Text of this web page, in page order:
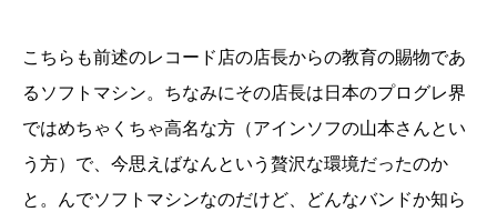
こちらも前述のレコード店の店長からの教育の賜物であ
るソフトマシン。ちなみにその店長は日本のプログレ界
ではめちゃくちゃ高名な方（アインソフの山本さんとい
う方）で、今思えばなんという贅沢な環境だったのか
と。んでソフトマシンなのだけど、どんなバンドか知ら